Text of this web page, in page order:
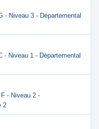
- Niveau 3 - Départemental
- Niveau 1 - Départemental
- Niveau 2 -
2